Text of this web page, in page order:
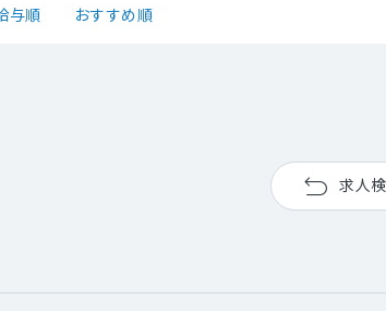
与順 おすすめ順
求人